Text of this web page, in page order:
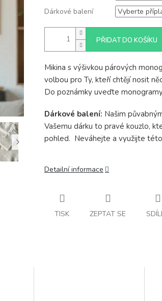
Dárkové balení
PŘIDAT DO KOŠÍKU
Mikina s výšivkou párových
volbou pro Ty, kteří chtějí nosit
Do poznámky uveďte
Dárkové balení: Našim
Vašemu dárku to pravé kouzlo,
pohled. Neváhejte a využijte
Detailní informace
TISK ZEPTAT SE